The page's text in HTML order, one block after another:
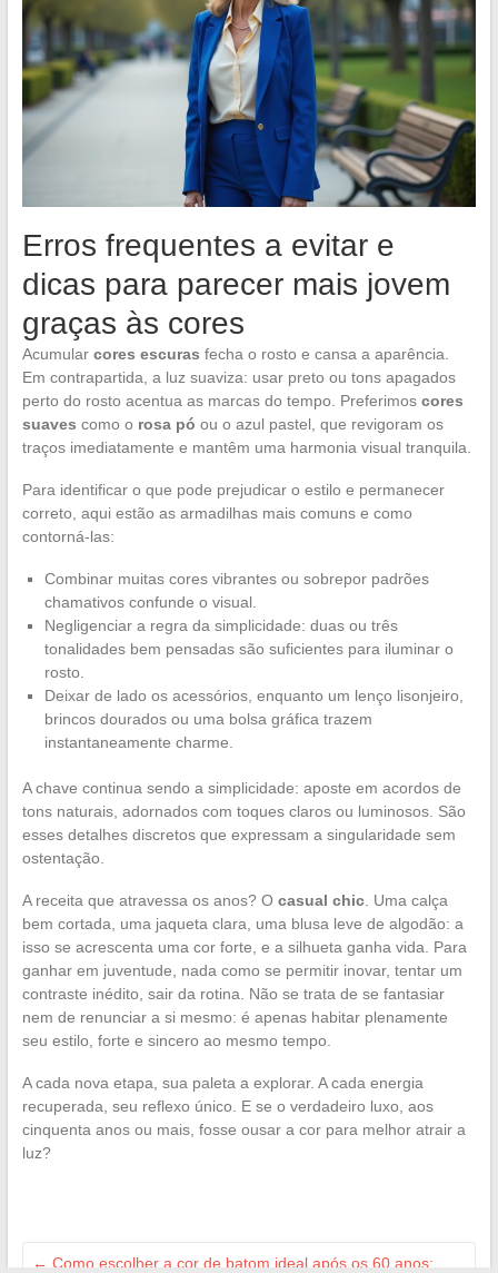
Erros frequentes a evitar e
dicas para parecer mais jovem
graças às cores
Acumular cores escuras fecha o rosto e cansa a aparência.
Em contrapartida, a luz suaviza: usar preto ou tons apagados
perto do rosto acentua as marcas do tempo. Preferimos cores
suaves como o rosa pó ou o azul pastel, que revigoram os
traços imediatamente e mantêm uma harmonia visual tranquila.
Para identificar o que pode prejudicar o estilo e permanecer
correto, aqui estão as armadilhas mais comuns e como
contorná-las:
Combinar muitas cores vibrantes ou sobrepor padrões
chamativos confunde o visual.
Negligenciar a regra da simplicidade: duas ou três
tonalidades bem pensadas são suficientes para iluminar o
rosto.
Deixar de lado os acessórios, enquanto um lenço lisonjeiro,
brincos dourados ou uma bolsa gráfica trazem
instantaneamente charme.
A chave continua sendo a simplicidade: aposte em acordos de
tons naturais, adornados com toques claros ou luminosos. São
esses detalhes discretos que expressam a singularidade sem
ostentação.
A receita que atravessa os anos? O casual chic. Uma calça
bem cortada, uma jaqueta clara, uma blusa leve de algodão: a
isso se acrescenta uma cor forte, e a silhueta ganha vida. Para
ganhar em juventude, nada como se permitir inovar, tentar um
contraste inédito, sair da rotina. Não se trata de se fantasiar
nem de renunciar a si mesmo: é apenas habitar plenamente
seu estilo, forte e sincero ao mesmo tempo.
A cada nova etapa, sua paleta a explorar. A cada energia
recuperada, seu reflexo único. E se o verdadeiro luxo, aos
cinquenta anos ou mais, fosse ousar a cor para melhor atrair a
luz?
← Como escolher a cor de batom ideal após os 60 anos: